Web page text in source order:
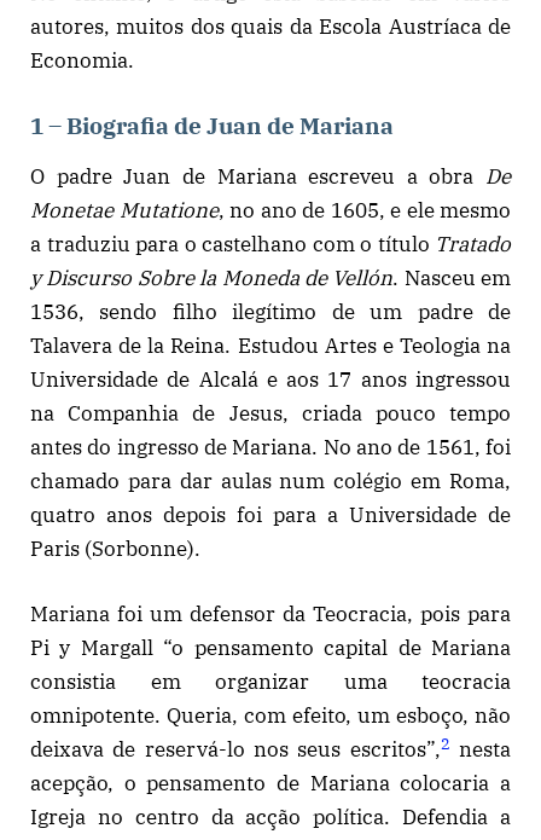
autores, muitos dos quais da Escola Austríaca de
Economia.
1 – Biografia de Juan de Mariana
O padre Juan de Mariana escreveu a obra De
Monetae Mutatione, no ano de 1605, e ele mesmo
a traduziu para o castelhano com o título Tratado
y Discurso Sobre la Moneda de Vellón. Nasceu em
1536, sendo filho ilegítimo de um padre de
Talavera de la Reina. Estudou Artes e Teologia na
Universidade de Alcalá e aos 17 anos ingressou
na Companhia de Jesus, criada pouco tempo
antes do ingresso de Mariana. No ano de 1561, foi
chamado para dar aulas num colégio em Roma,
quatro anos depois foi para a Universidade de
Paris (Sorbonne).
Mariana foi um defensor da Teocracia, pois para
Pi y Margall “o pensamento capital de Mariana
consistia em organizar uma teocracia
omnipotente. Queria, com efeito, um esboço, não
deixava de reservá-lo nos seus escritos”,2 nesta
acepção, o pensamento de Mariana colocaria a
Igreja no centro da acção política. Defendia a